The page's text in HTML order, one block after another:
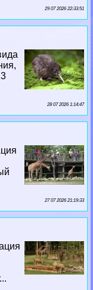
29 07 2026 22:33:51
28 07 2026 1:14:47
27 07 2026 21:19:33